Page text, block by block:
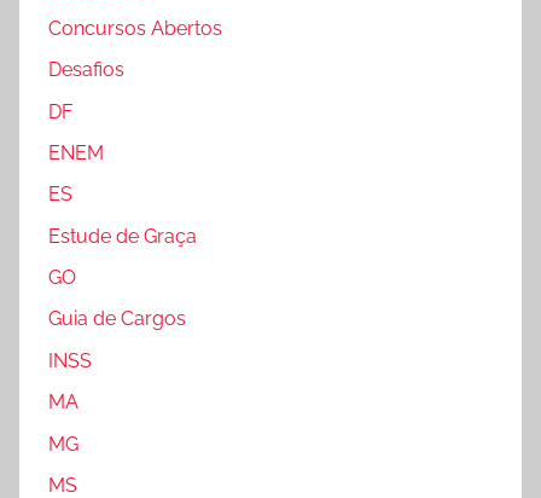
Concursos Abertos
Desafios
DF
ENEM
ES
Estude de Graça
GO
Guia de Cargos
INSS
MA
MG
MS